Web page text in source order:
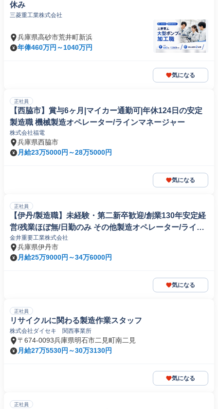
休み
三菱重工業株式会社
兵庫県高砂市荒井町新浜
年俸460万円～1040万円
気になる
正社員
【西脇市】賞与6ヶ月|マイカー通勤可|年休124日の安定
製造職 機械製造オペレーター/ラインマネージャー
株式会社福電
兵庫県西脇市
月給23万5000円～28万5000円
気になる
正社員
【伊丹/製造職】未経験・第二新卒歓迎/創業130年安定経
営/残業ほぼ無/日勤のみ その他製造オペレーター/ライン
マネージャー(機械/電気/電子製品専門職)
金井重要工業株式会社
兵庫県伊丹市
月給25万9000円～34万6000円
気になる
正社員
リサイクルに関わる製造作業スタッフ
株式会社ダイセキ 関西事業所
〒674-0093兵庫県明石市二見町南二見
月給27万5530円～30万3130円
気になる
正社員